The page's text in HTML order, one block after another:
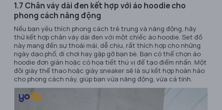
1.7 Chân váy dài đen kết hợp với áo hoodie cho
phong cách năng động
Nếu bạn yêu thích phong cách trẻ trung và năng động, hãy
thử kết hợp chân váy dài đen với một chiếc áo hoodie. Set đồ
này mang đến sự thoải mái, dễ chịu, rất thích hợp cho những
ngày dạo phố, đi chơi hay gặp gỡ bạn bè. Bạn có thể chọn áo
hoodie đơn giản hoặc có họa tiết thú vị để tạo điểm nhấn. Một
đôi giày thể thao hoặc giày sneaker sẽ là sự kết hợp hoàn hảo
cho phong cách này, giúp bạn vừa năng động, vừa cá tính.